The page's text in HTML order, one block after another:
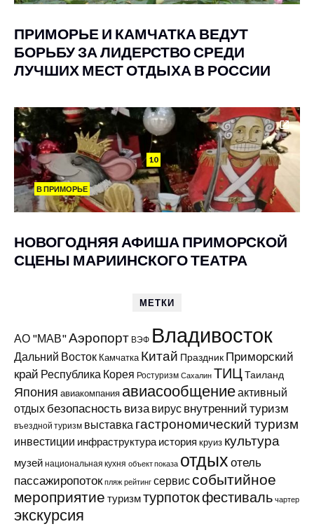
ПРИМОРЬЕ И КАМЧАТКА ВЕДУТ
БОРЬБУ ЗА ЛИДЕРСТВО СРЕДИ
ЛУЧШИХ МЕСТ ОТДЫХА В РОССИИ
10
В ПРИМОРЬЕ
НОВОГОДНЯЯ АФИША ПРИМОРСКОЙ
СЦЕНЫ МАРИИНСКОГО ТЕАТРА
МЕТКИ
АО "МАВ"Аэропорт ВЭФ Владивосток
Дальний Восток Камчатка Китай Праздник Приморский
край Республика Корея Ростуризм Сахалин ТИЦТаиланд
Япония авиакомпания авиасообщениеактивный
отдых безопасность виза вирус внутренний туризм
въездной туризм выставка гастрономический туризм
инвестиции инфраструктура история круиз культура
музей национальная кухня объект показа отдыхотель
пассажиропоток пляж рейтинг сервис событийное
мероприятие туризмтурпотокфестиваль чартер
экскурсия